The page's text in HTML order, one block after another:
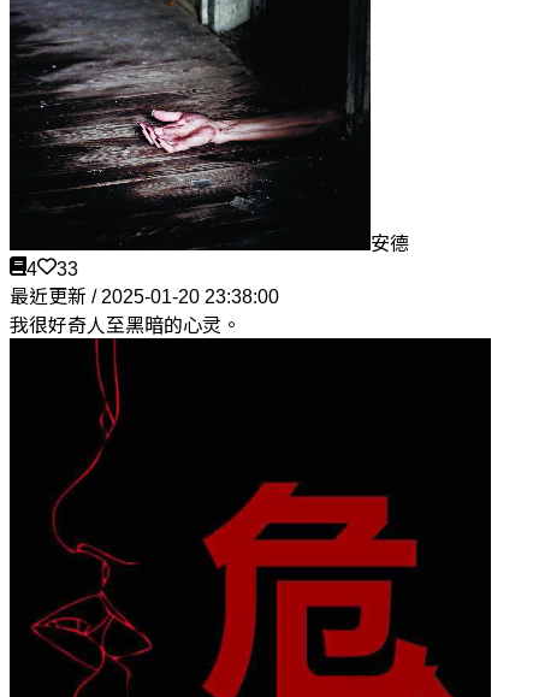
安德
4
33
最近更新 / 2025-01-20 23:38:00
我很好奇人至黑暗的心灵。